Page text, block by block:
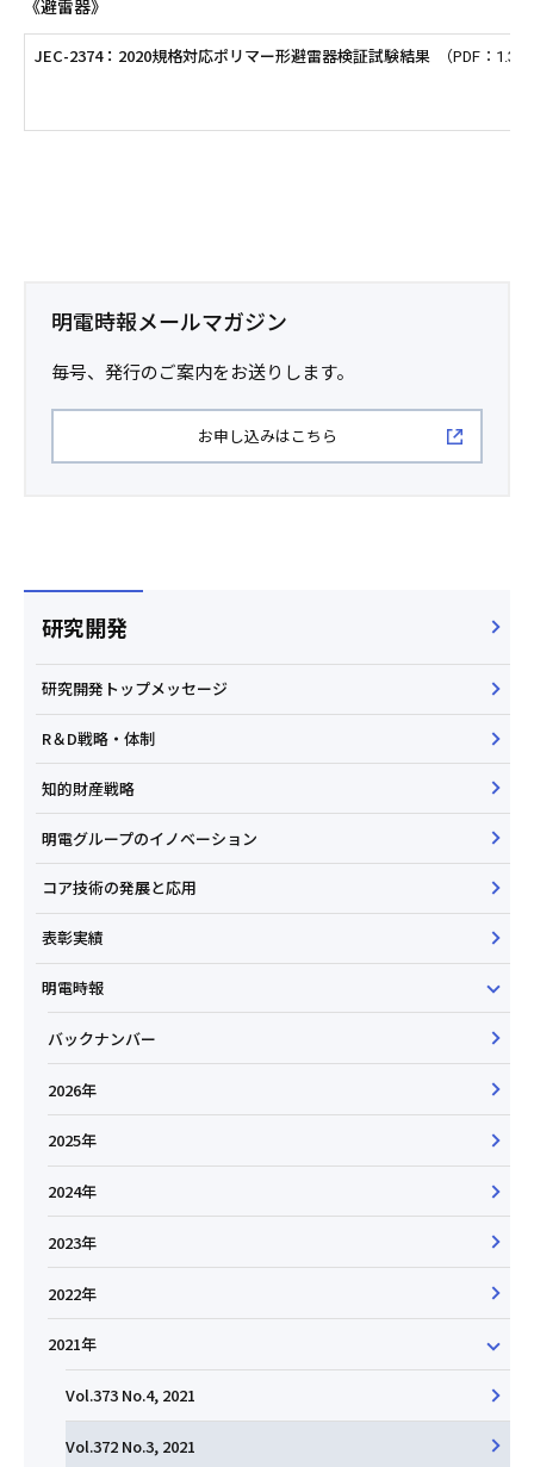
《避雷器》
JEC-2374：2020規格対応ポリマー形避雷器検証試験結果 （PDF：
明電時報メールマガジン
毎号、発行のご案内をお送りします。
お申し込みはこちら
研究開発
研究開発トップメッセージ
R＆D戦略・体制
知的財産戦略
明電グループのイノベーション
コア技術の発展と応用
表彰実績
明電時報
バックナンバー
2026年
2025年
2024年
2023年
2022年
2021年
Vol.373 No.4, 2021
Vol.372 No.3, 2021